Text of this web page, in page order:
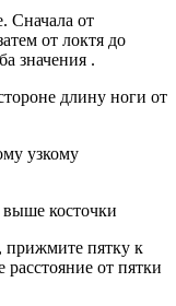
Сначала от
от локтя до
значения .
длину ноги от
узкому
косточки
прижмите пятку к
расстояние от пятки